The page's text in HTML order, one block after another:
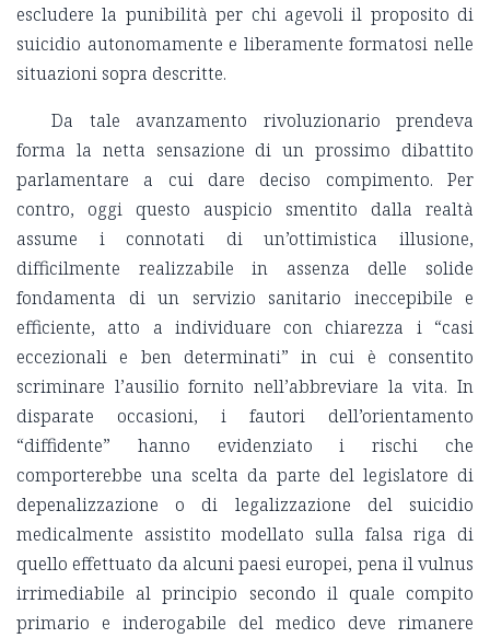
escludere la punibilità per chi agevoli il proposito di
suicidio autonomamente e liberamente formatosi nelle
situazioni sopra descritte.
Da tale avanzamento rivoluzionario prendeva
forma la netta sensazione di un prossimo dibattito
parlamentare a cui dare deciso compimento. Per
contro, oggi questo auspicio smentito dalla realtà
assume i connotati di un’ottimistica illusione,
difficilmente realizzabile in assenza delle solide
fondamenta di un servizio sanitario ineccepibile e
efficiente, atto a individuare con chiarezza i “casi
eccezionali e ben determinati” in cui è consentito
scriminare l’ausilio fornito nell’abbreviare la vita. In
disparate occasioni, i fautori dell’orientamento
“diffidente” hanno evidenziato i rischi che
comporterebbe una scelta da parte del legislatore di
depenalizzazione o di legalizzazione del suicidio
medicalmente assistito modellato sulla falsa riga di
quello effettuato da alcuni paesi europei, pena il vulnus
irrimediabile al principio secondo il quale compito
primario e inderogabile del medico deve rimanere